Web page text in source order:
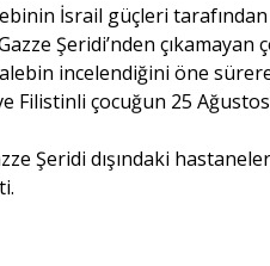
İsrail güçleri
Şeridi’nden çıkamayan
incelendiğini öne
Filistinli çocuğun 25
Şeridi dışındaki